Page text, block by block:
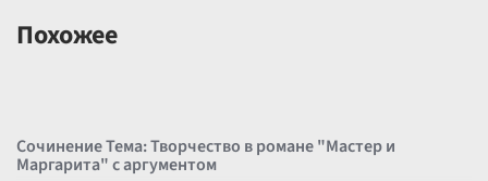
Похожее
Сочинение Тема: Творчество в романе "Мастер и
Маргарита" с аргументом